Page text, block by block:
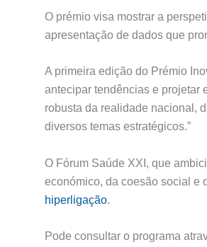
O prémio visa mostrar a
apresentação de dados que
A primeira edição do Prémio
antecipar tendências e projetar
robusta da realidade nacional,
diversos temas estratégicos.”
O Fórum Saúde XXI, que
económico, da coesão social e
hiperligação.
Pode consultar o programa